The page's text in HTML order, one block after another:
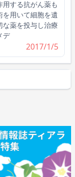
する抗がん薬も
用いて細胞を遺
薬を投与し治療
デ
2017/1/5